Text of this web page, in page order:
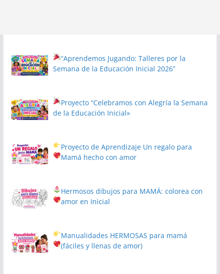
“Aprendemos Jugando: Talleres por la
Semana de la Educación Inicial 2026”
Proyecto“Celebramos con Alegría la Semana
de la Educación Inicial»
Proyecto de Aprendizaje Un regalo para
Mamá hecho con amor
Hermosos dibujos para MAMÁ: colorea con
amor en Inicial
Manualidades HERMOSAS para mamá
(fáciles y llenas de amor)